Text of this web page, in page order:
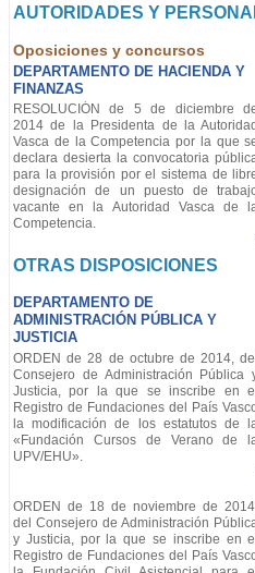
AUTORIDADES Y
Oposiciones y concursos
DEPARTAMENTO DE HACIENDA Y
FINANZAS
RESOLUCIÓN de 5 de diciembre
2014 de la Presidenta de la Autoridad
Vasca de la Competencia por la que
declara desierta la convocatoria
para la provisión por el sistema de
designación de un puesto de
vacante en la Autoridad Vasca de
Competencia.
OTRAS DISPOSICIONES
DEPARTAMENTO DE
ADMINISTRACIÓN PÚBLICA Y
JUSTICIA
ORDEN de 28 de octubre de 2014,
Consejero de Administración Pública
Justicia, por la que se inscribe en
Registro de Fundaciones del País
la modificación de los estatutos de
«Fundación Cursos de Verano de
UPV/EHU».
ORDEN de 18 de noviembre de 2014,
del Consejero de Administración
y Justicia, por la que se inscribe en
Registro de Fundaciones del País